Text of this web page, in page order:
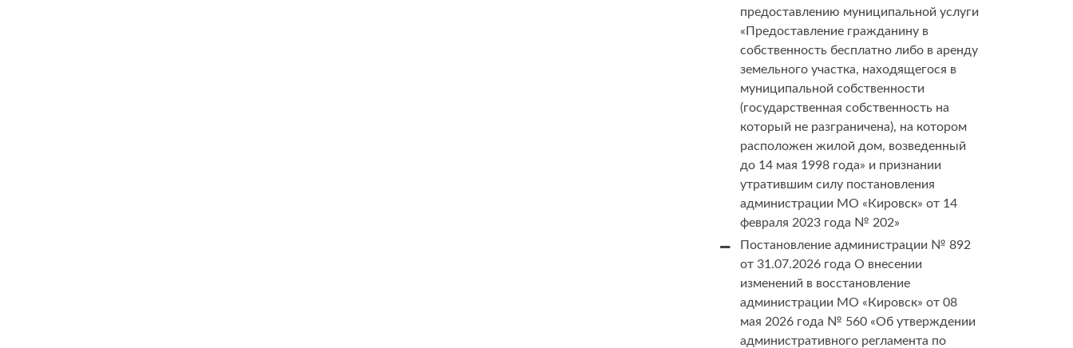
предоставлению муниципальной услуги
«Предоставление гражданину в
собственность бесплатно либо в аренду
земельного участка, находящегося в
муниципальной собственности
(государственная собственность на
который не разграничена), на котором
расположен жилой дом, возведенный
до 14 мая 1998 года» и признании
утратившим силу постановления
администрации МО «Кировск» от 14
февраля 2023 года № 202»
Постановление администрации № 892
от 31.07.2026 года О внесении
изменений в восстановление
администрации МО «Кировск» от 08
мая 2026 года № 560 «Об утверждении
административного регламента по